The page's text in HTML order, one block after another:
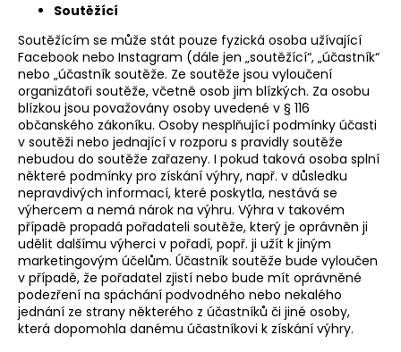
Soutěžící
Soutěžícím se může stát pouze fyzická osoba užívající
Facebook nebo Instagram (dále jen „soutěžící“, „účastník“
nebo „účastník soutěže. Ze soutěže jsou vyloučení
organizátoři soutěže, včetně osob jim blízkých. Za osobu
blízkou jsou považovány osoby uvedené v § 116
občanského zákoníku. Osoby nesplňující podmínky účasti
v soutěži nebo jednající v rozporu s pravidly soutěže
nebudou do soutěže zařazeny. I pokud taková osoba splní
některé podmínky pro získání výhry, např. v důsledku
nepravdivých informací, které poskytla, nestává se
výhercem a nemá nárok na výhru. Výhra v takovém
případě propadá pořadateli soutěže, který je oprávněn ji
udělit dalšímu výherci v pořadí, popř. ji užít k jiným
marketingovým účelům. Účastník soutěže bude vyloučen
v případě, že pořadatel zjistí nebo bude mít oprávněné
podezření na spáchání podvodného nebo nekalého
jednání ze strany některého z účastníků či jiné osoby,
která dopomohla danému účastníkovi k získání výhry.
o
p
o
r
u
č
u
j
e
m
e
CD
VŠECHNO
DOBRÝ
200